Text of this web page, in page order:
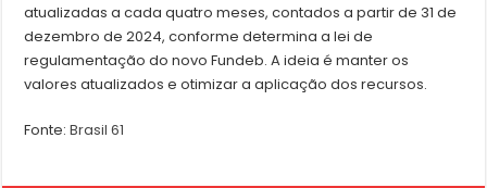
atualizadas a cada quatro meses, contados a partir de 31 de
dezembro de 2024, conforme determina a lei de
regulamentação do novo Fundeb. A ideia é manter os
valores atualizados e otimizar a aplicação dos recursos.
Fonte:Brasil 61